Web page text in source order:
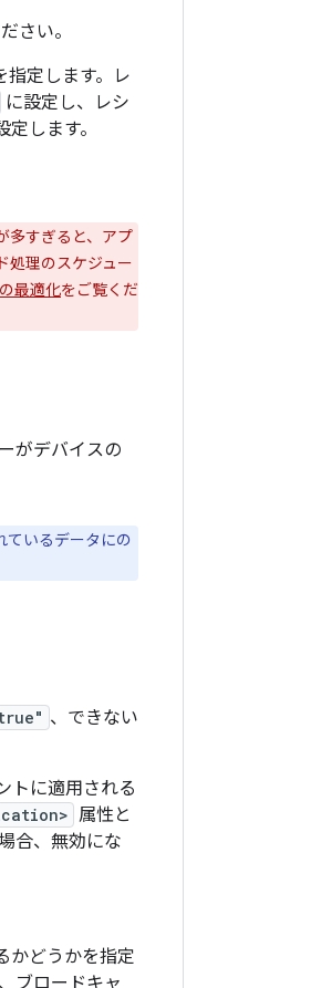
さい。
指定します。レ
に設定し、レシ
定します。
多すぎると、アプ
処理のスケジュー
最適化をご覧くだ
がデバイスの
ているデータにの
、できない
トに適用される
属性と
合、無効にな
かどうかを指定
ブロードキャ